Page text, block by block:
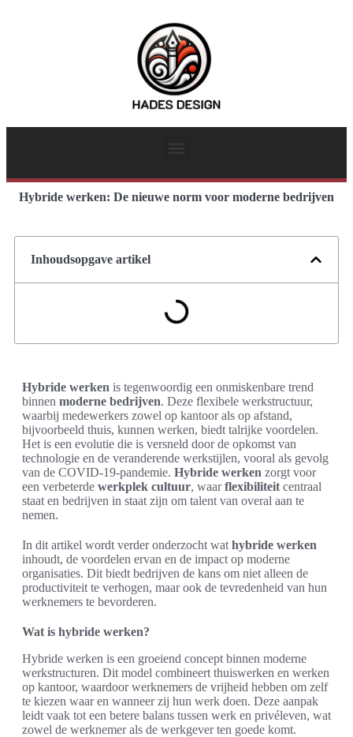
Hybride werken: De nieuwe norm voor moderne bedrijven
Inhoudsopgave artikel
Hybride werken is tegenwoordig een onmiskenbare trend
binnen moderne bedrijven. Deze flexibele werkstructuur,
waarbij medewerkers zowel op kantoor als op afstand,
bijvoorbeeld thuis, kunnen werken, biedt talrijke voordelen.
Het is een evolutie die is versneld door de opkomst van
technologie en de veranderende werkstijlen, vooral als gevolg
van de COVID-19-pandemie. Hybride werken zorgt voor
een verbeterde werkplek cultuur, waarflexibiliteit centraal
staat en bedrijven in staat zijn om talent van overal aan te
nemen.
In dit artikel wordt verder onderzocht wat hybride werken
inhoudt, de voordelen ervan en de impact op moderne
organisaties. Dit biedt bedrijven de kans om niet alleen de
productiviteit te verhogen, maar ook de tevredenheid van hun
werknemers te bevorderen.
Wat is hybride werken?
Hybride werken is een groeiend concept binnen moderne
werkstructuren. Dit model combineert thuiswerken en werken
op kantoor, waardoor werknemers de vrijheid hebben om zelf
te kiezen waar en wanneer zij hun werk doen. Deze aanpak
leidt vaak tot een betere balans tussen werk en privéleven, wat
zowel de werknemer als de werkgever ten goede komt.